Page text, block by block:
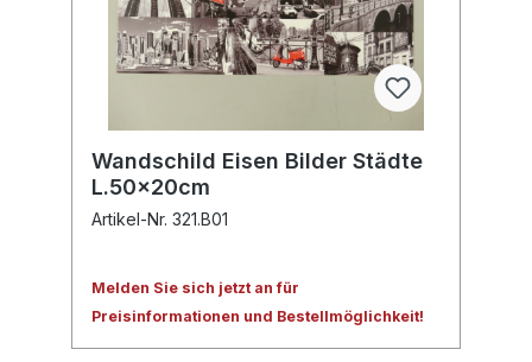
Wandschild Eisen Bilder Städte
L.50x20cm
Artikel-Nr. 321.B01
Melden Sie sich jetzt an für
Preisinformationen und Bestellmöglichkeit!